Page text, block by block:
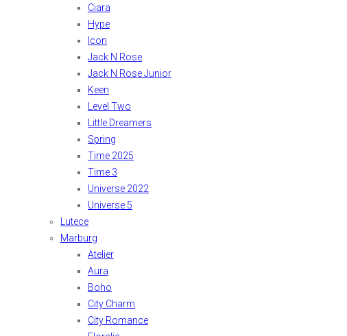
Ciara
Hype
Icon
Jack N Rose
Jack N Rose Junior
Keen
Level Two
Little Dreamers
Spring
Time 2025
Time 3
Universe 2022
Universe 5
Lutece
Marburg
Atelier
Aura
Boho
City Charm
City Romance